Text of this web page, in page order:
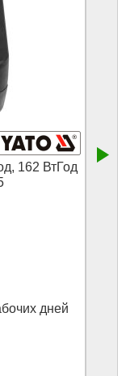
162 ВтГод
дней